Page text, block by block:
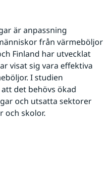
är anpassning
från värmeböljor
Finland har utvecklat
visat sig vara effektiva
I studien
det behövs ökad
och utsatta sektorer
och skolor.